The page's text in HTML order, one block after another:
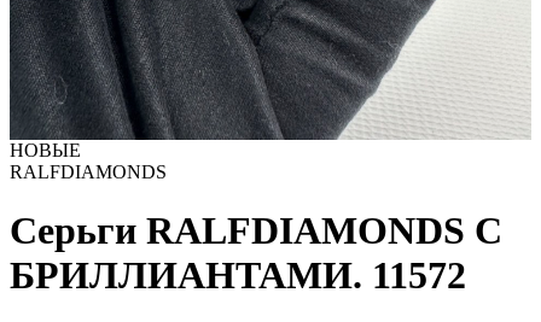
НОВЫЕ
RALFDIAMONDS
Серьги RALFDIAMONDS С
БРИЛЛИАНТАМИ. 11572